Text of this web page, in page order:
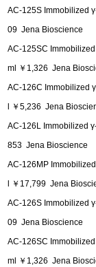
AC-125S Immobilized
09 Jena Bioscience
AC-125SC
ml ￥1,326 Jena
AC-126C Immobilized
l ￥5,236 Jena
AC-126L Immobilized
853 Jena Bioscience
AC-126MP
l ￥17,799 Jena
AC-126S Immobilized
09 Jena Bioscience
AC-126SC
ml ￥1,326 Jena